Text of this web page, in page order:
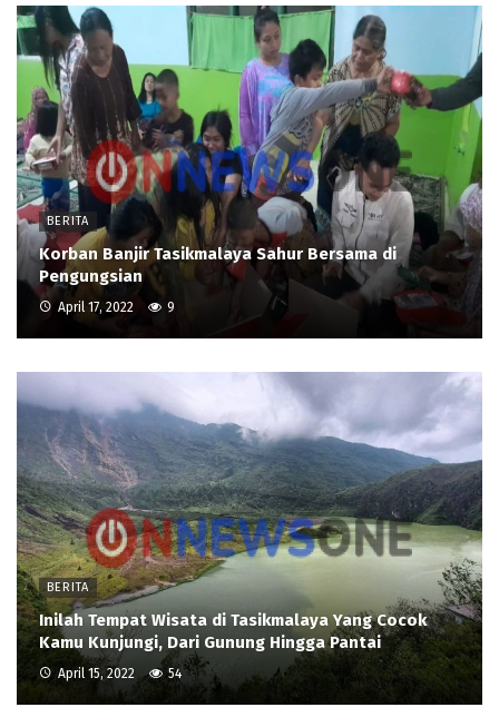
BERITA
Korban Banjir Tasikmalaya Sahur Bersama di
Pengungsian
April 17, 2022 9
BERITA
Inilah Tempat Wisata di Tasikmalaya Yang Cocok
Kamu Kunjungi, Dari Gunung Hingga Pantai
April 15, 2022 54